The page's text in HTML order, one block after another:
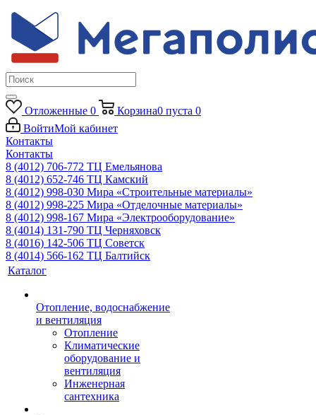
Отложенные 0 Корзина0 пуста 0
ВойтиМой кабинет
Контакты
Контакты
8 (4012) 706-772 ТЦ Емельянова
8 (4012) 652-746 ТЦ Камский
8 (4012) 998-030 Мира «Строительные материалы»
8 (4012) 998-225 Мира «Отделочные материалы»
8 (4012) 998-167 Мира «Электрооборудование»
8 (4014) 131-790 ТЦ Черняховск
8 (4016) 142-506 ТЦ Советск
8 (4014) 566-162 ТЦ Балтийск
Каталог
Отопление, водоснабжение
и вентиляция
Отопление
Климатические
оборудование и
вентиляция
Инженерная
сантехника